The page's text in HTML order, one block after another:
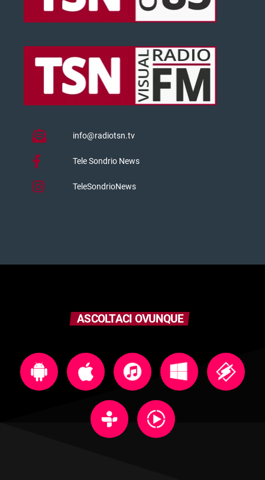
info@radiotsn.tv
Tele Sondrio News
TeleSondrioNews
ASCOLTACI OVUNQUE